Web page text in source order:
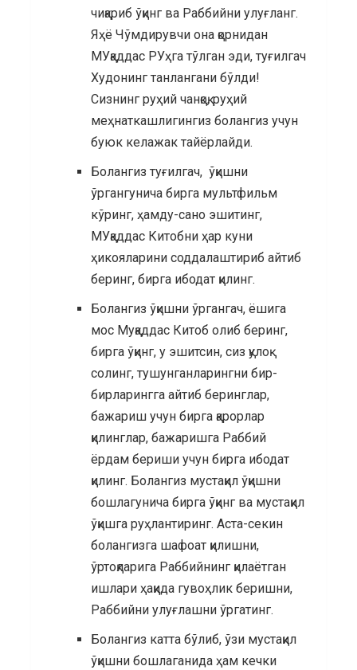
чиқариб ўқинг ва Раббийни улуғланг.
Яҳё Чўмдирувчи она қорнидан
МУқаддас РУҳга тўлган эди, туғилгач
Худонинг танлангани бўлди!
Сизнинг руҳий чанқоқ, руҳий
меҳнаткашлигингиз болангиз учун
буюк келажак тайёрлайди.
Болангиз туғилгач, ўқишни
ўргангунича бирга мультфильм
кўринг, ҳамду-сано эшитинг,
МУқаддас Китобни ҳар куни
ҳикояларини соддалаштириб айтиб
беринг, бирга ибодат қилинг.
Болангиз ўқишни ўргангач, ёшига
мос Муқаддас Китоб олиб беринг,
бирга ўқинг, у эшитсин, сиз қулоқ
солинг, тушунганларингни бир-
бирларингга айтиб беринглар,
бажариш учун бирга қарорлар
қилинглар, бажаришга Раббий
ёрдам бериши учун бирга ибодат
қилинг. Болангиз мустақил ўқишни
бошлагунича бирга ўқинг ва мустақил
ўқишга руҳлантиринг. Аста-секин
болангизга шафоат қилишни,
ўртоқларига Раббийнинг қилаётган
ишлари ҳақида гувоҳлик беришни,
Раббийни улуғлашни ўргатинг.
Болангиз катта бўлиб, ўзи мустақил
ўқишни бошлаганида ҳам кечки